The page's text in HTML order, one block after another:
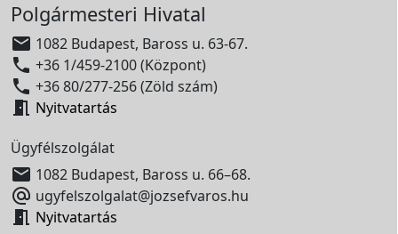
Polgármesteri Hivatal
 1082 Budapest, Baross u. 63-67.
 +36 1/459-2100 (Központ)
 +36 80/277-256 (Zöld szám)
 Nyitvatartás
Ügyfélszolgálat
 1082 Budapest, Baross u. 66–68.
 ugyfelszolgalat@jozsefvaros.hu
 Nyitvatartás